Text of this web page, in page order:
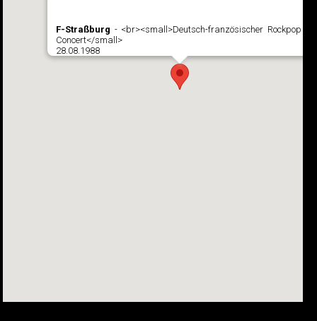
F-Straßburg - <br><small>Deutsch-französischer Rockpop in
Concert</small>
28.08.1988